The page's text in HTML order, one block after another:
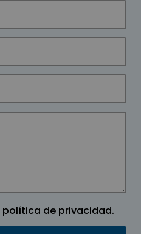
política de privacidad.